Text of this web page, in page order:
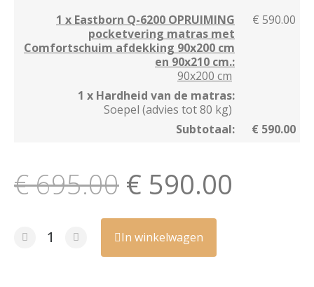
1 x Eastborn Q-6200 OPRUIMING
pocketvering matras met
Comfortschuim afdekking 90x200 cm
en 90x210 cm.:
90x200 cm
€ 590.00
1 x Hardheid van de matras:
Soepel (advies tot 80 kg)
Subtotaal:
€ 590.00
€ 695.00 € 590.00
In winkelwagen